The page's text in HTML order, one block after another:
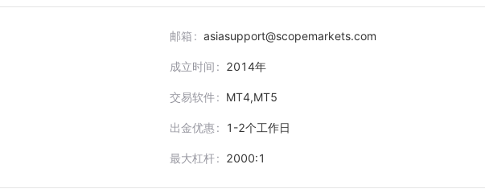
邮箱 asiasupport@scopemarkets.com
成立时间 2014年
交易软件 MT4,MT5
出金优惠 1-2个工作日
最大杠杆 2000:1